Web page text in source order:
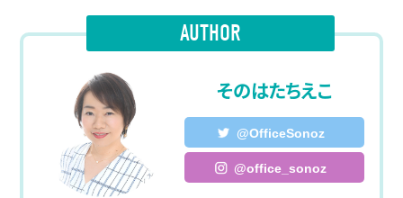
e
b
k
s
e
e t
t
e
i
l
AUTHOR
そのはたちえこ
@OfficeSonoz
@office_sonoz